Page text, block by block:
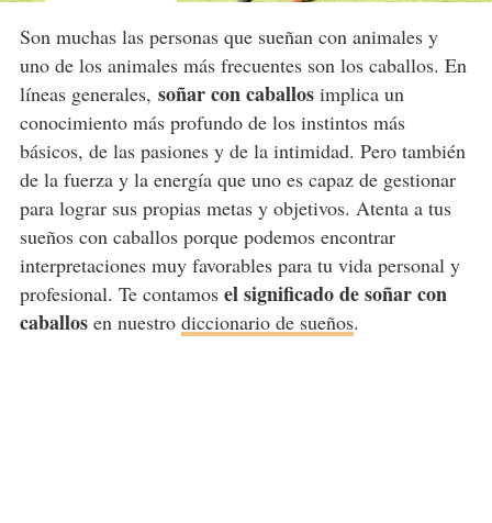
Son muchas las personas que sueñan con animales y
uno de los animales más frecuentes son los caballos. En
líneas generales, soñar con caballosimplica un
conocimiento más profundo de los instintos más
básicos, de las pasiones y de la intimidad. Pero también
de la fuerza y la energía que uno es capaz de gestionar
para lograr sus propias metas y objetivos. Atenta a tus
sueños con caballos porque podemos encontrar
interpretaciones muy favorables para tu vida personal y
profesional. Te contamos el significado de soñar con
caballosen nuestro diccionario de sueños.